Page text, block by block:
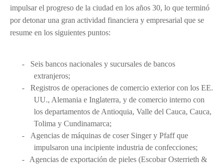
impulsar el progreso de la ciudad en los años 30, lo que terminó
por detonar una gran actividad financiera y empresarial que se
resume en los siguientes puntos:
-
Seis bancos nacionales y sucursales de bancos
extranjeros;
-
Registros de operaciones de comercio exterior con los EE.
UU., Alemania e Inglaterra, y de comercio interno con
los departamentos de Antioquia, Valle del Cauca, Cauca,
Tolima y Cundinamarca;
-
Agencias de máquinas de coser Singer y Pfaff que
impulsaron una incipiente industria de confecciones;
-
Agencias de exportación de pieles (Escobar Osterrieth &